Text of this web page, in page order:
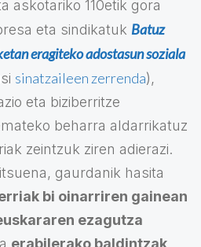
askotariko 110etik gora
eta sindikatuk Batuz
eragiteko adostasun soziala
sinatzaileen zerrenda),
eta biziberritze
beharra aldarrikatuz
zeintzuk ziren adierazi.
gaurdanik hasita
bi oinarriren gainean
ezagutza
erabilerako baldintzak